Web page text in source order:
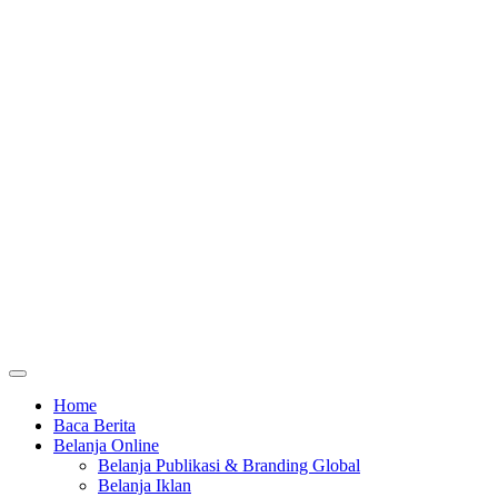
Home
Baca Berita
Belanja Online
Belanja Publikasi & Branding Global
Belanja Iklan